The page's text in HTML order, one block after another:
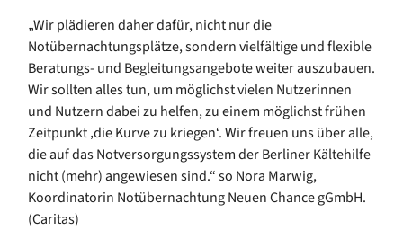
„Wir plädieren daher dafür, nicht nur die
Notübernachtungsplätze, sondern vielfältige und flexible
Beratungs- und Begleitungsangebote weiter auszubauen.
Wir sollten alles tun, um möglichst vielen Nutzerinnen
und Nutzern dabei zu helfen, zu einem möglichst frühen
Zeitpunkt ‚die Kurve zu kriegen‘. Wir freuen uns über alle,
die auf das Notversorgungssystem der Berliner Kältehilfe
nicht (mehr) angewiesen sind.“ so Nora Marwig,
Koordinatorin Notübernachtung Neuen Chance gGmbH.
(Caritas)